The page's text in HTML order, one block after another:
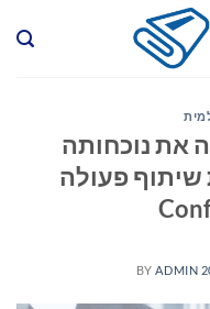
את נוכחותה
פעולה
BY ADMIN